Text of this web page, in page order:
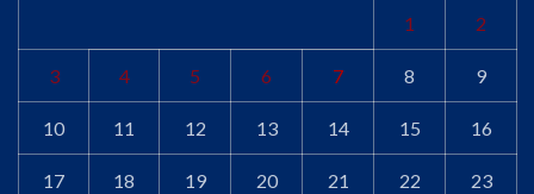
1 2
3 4 5 6 7 8 9
10 11 12 13 14 15 16
17 18 19 20 21 22 23